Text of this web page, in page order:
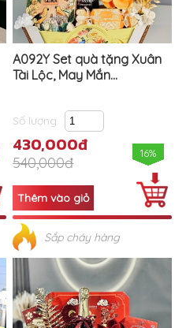
A092Y Set quà tặng Xuân
Tài Lộc, May Mắn...
Số lượng
430,000đ
540,000đ
16%
Sắp cháy hàng